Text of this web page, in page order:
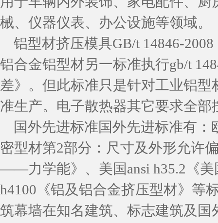
械、仪器仪表、办公设施等领域。
铝型材挤压模具GB/t 14846-
铝合金铝型材另一标准执行gb/t
差》。但此标准只是针对工业铝
准生产。电子散热器其它要求全部
国外先进标准国外先进标准有：
密型材第2部分：尺寸及外形允许
——力学能》、美国ansi h35.2《
h4100《铝及铝合金挤压型材》等
筑幕墙在知名建筑、标志建筑及